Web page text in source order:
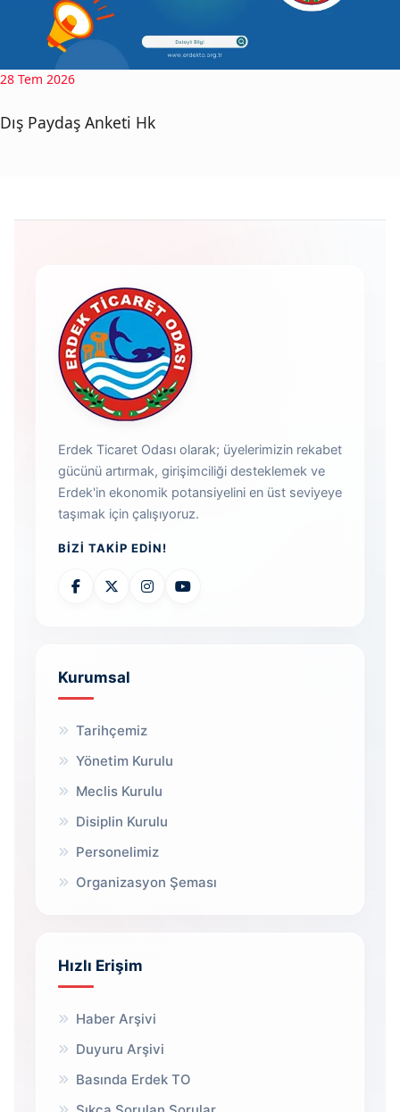
28 Tem 2026
Dış Paydaş Anketi Hk
Erdek Ticaret Odası olarak; üyelerimizin rekabet
gücünü artırmak, girişimciliği desteklemek ve
Erdek'in ekonomik potansiyelini en üst seviyeye
taşımak için çalışıyoruz.
BIZI TAKIP EDIN!
Kurumsal
Tarihçemiz
Yönetim Kurulu
Meclis Kurulu
Disiplin Kurulu
Personelimiz
Organizasyon Şeması
Hızlı Erişim
Haber Arşivi
Duyuru Arşivi
Basında Erdek TO